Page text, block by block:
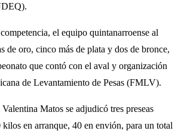
el equipo quintanarroense al
de oro, cinco más de plata y dos de bronce,
que contó con el aval y organización
de Levantamiento de Pesas (FMLV).
Matos se adjudicó tres preseas
en arranque, 40 en envión, para un total